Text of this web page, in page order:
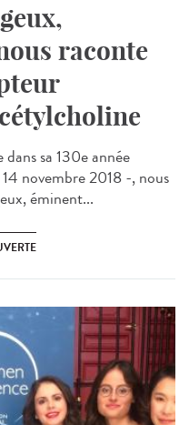
raconte
sa 130e année
novembre 2018 -, nous
éminent...